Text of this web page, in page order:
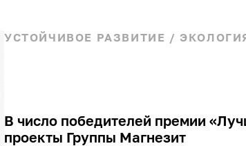
УСТОЙЧИВОЕ РАЗВИТИЕ /
В число победителей премии
проекты Группы Магнезит